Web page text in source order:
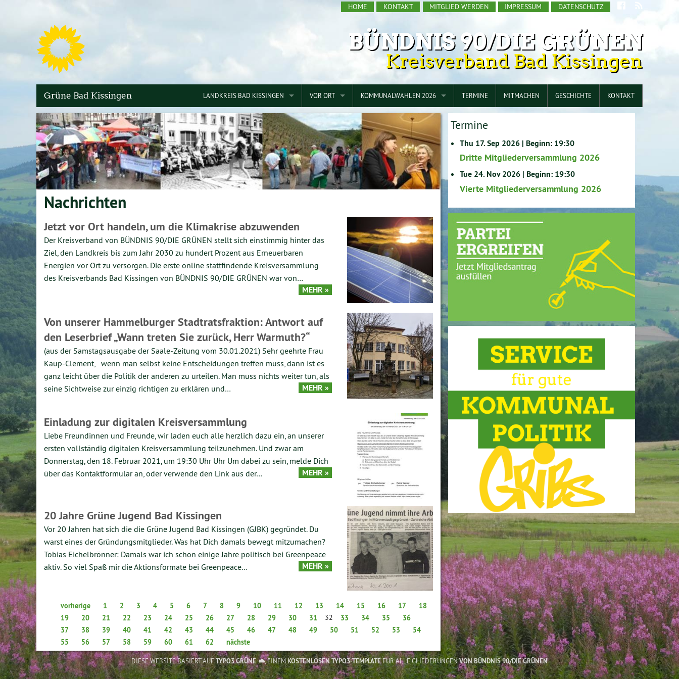
HOME KONTAKT MITGLIED WERDEN IMPRESSUM DATENSCHUTZ
S BÜNDNIS 90/DIE GRÜNEN
Kreisverband Bad Kissingen
Grüne Bad Kissingen LANDKREIS BAD KISSINGEN
KREISTAGSFRAKTION
KREISVERBAND
RADWEGEMELDER
VOR ORT
BAD KISSINGEN
BAD BRÜCKENAU
ELFERSHAUSEN
MÜNNERSTADT
KOMMUNALWAHLEN 2026
KREISTAG
WAHLPROGRAMM
TERMINE MITMACHEN GESCHICHTE KONTAKT
Nachrichten
Jetzt vor Ort handeln, um die Klimakrise abzuwenden
Der Kreisverband von BÜNDNIS 90/DIE GRÜNEN stellt sich einstimmig hinter das
Ziel, den Landkreis bis zum Jahr 2030 zu hundert Prozent aus Erneuerbaren
Energien vor Ort zu versorgen. Die erste online stattfindende Kreisversammlung
des Kreisverbands Bad Kissingen von BÜNDNIS 90/DIE GRÜNEN war von…
MEHR »
Von unserer Hammelburger Stadtratsfraktion: Antwort auf
den Leserbrief „Wann treten Sie zurück, Herr Warmuth?“
(aus der Samstagsausgabe der Saale-Zeitung vom 30.01.2021) Sehr geehrte Frau
Kaup-Clement, wenn man selbst keine Entscheidungen treffen muss, dann ist es
ganz leicht über die Politik der anderen zu urteilen. Man muss nichts weiter tun, als
seine Sichtweise zur einzig richtigen zu erklären und…
MEHR »
Einladung zur digitalen Kreisversammlung
Liebe Freundinnen und Freunde, wir laden euch alle herzlich dazu ein, an unserer
ersten vollständig digitalen Kreisversammlung teilzunehmen. Und zwar am
Donnerstag, den 18. Februar 2021, um 19:30 Uhr Uhr Um dabei zu sein, melde Dich
über das Kontaktformular an, oder verwende den Link aus der…
MEHR »
20 Jahre Grüne Jugend Bad Kissingen
Vor 20 Jahren hat sich die die Grüne Jugend Bad Kissingen (GJBK) gegründet. Du
warst eines der Gründungsmitglieder. Was hat Dich damals bewegt mitzumachen?
Tobias Eichelbrönner: Damals war ich schon einige Jahre politisch bei Greenpeace
aktiv. So viel Spaß mir die Aktionsformate bei Greenpeace…
MEHR »
vorherige 1 2 3 4 5 6 7 8 9 10 11 12 13 14 15 16 17
18
19
20 21 22 23 24 25 26 27 28 29 30 31 32 33 34 35
36
37
38 39 40 41 42 43 44 45 46 47 48 49 50 51 52 53
54
55
56 57 58 59 60 61 62 nächste
Termine
Thu 17. Sep 2026 | Beginn: 19:30
Dritte Mitgliederversammlung 2026
Tue 24. Nov 2026 | Beginn: 19:30
Vierte Mitgliederversammlung 2026
DIESE WEBSITE BASIERT AUFTYPO3 GRÜNE , EINEMKOSTENLOSEN TYPO3-TEMPLATEFÜR ALLE GLIEDERUNGENVON BÜNDNIS 90/DIE GRÜNEN